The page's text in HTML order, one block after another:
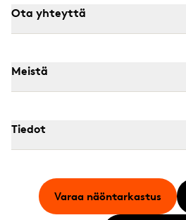
Ota yhteyttä
Meistä
Tiedot
Varaa näöntarkastus